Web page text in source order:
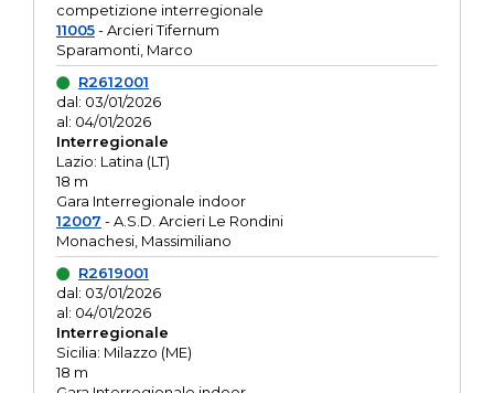
competizione interregionale
11005- Arcieri Tifernum
Sparamonti, Marco
R2612001
dal: 03/01/2026
al: 04/01/2026
Interregionale
Lazio: Latina (LT)
18 m
Gara Interregionale indoor
12007 - A.S.D. Arcieri Le Rondini
Monachesi, Massimiliano
R2619001
dal: 03/01/2026
al: 04/01/2026
Interregionale
Sicilia: Milazzo (ME)
18 m